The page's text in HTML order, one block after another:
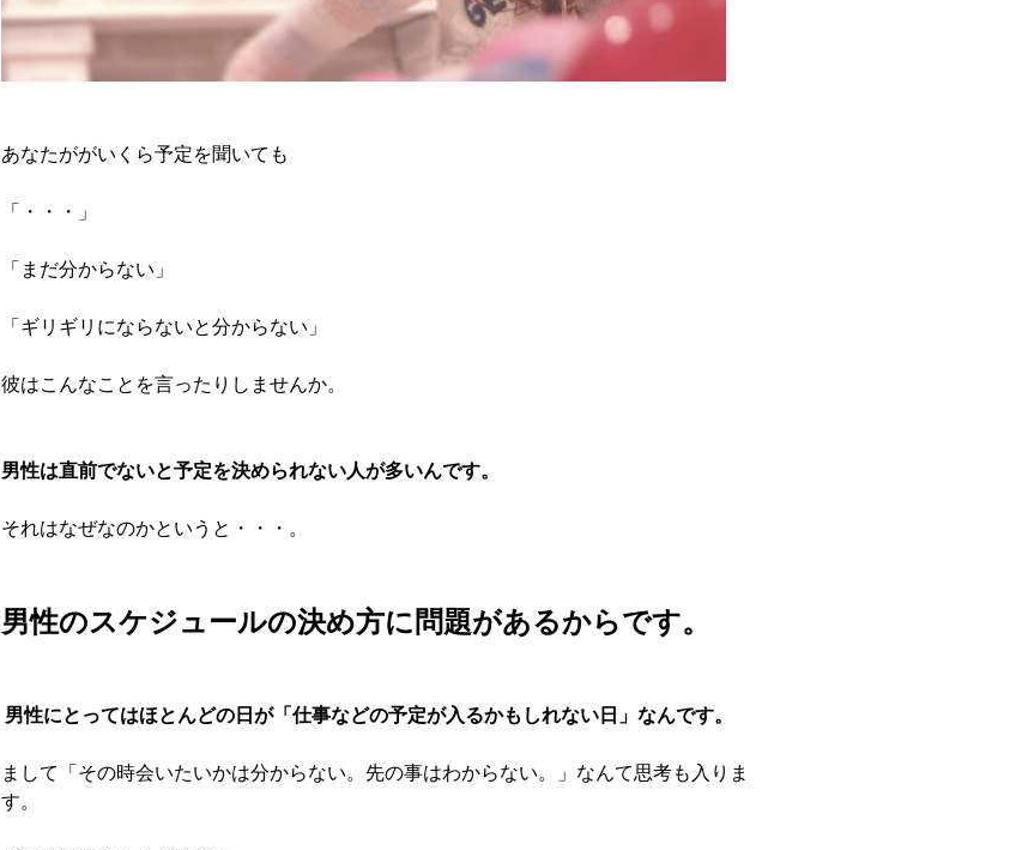
あなたががいくら予定を聞いても
「・・・」
「まだ分からない」
「ギリギリにならないと分からない」
彼はこんなことを言ったりしませんか。
男性は直前でないと予定を決められない人が多いんです。
それはなぜなのかというと・・・。
男性のスケジュールの決め方に問題があるからです。
男性にとってはほとんどの日が「仕事などの予定が入るかもしれない日」なんです。
まして「その時会いたいかは分からない。先の事はわからない。」なんて思考も入りま
す。